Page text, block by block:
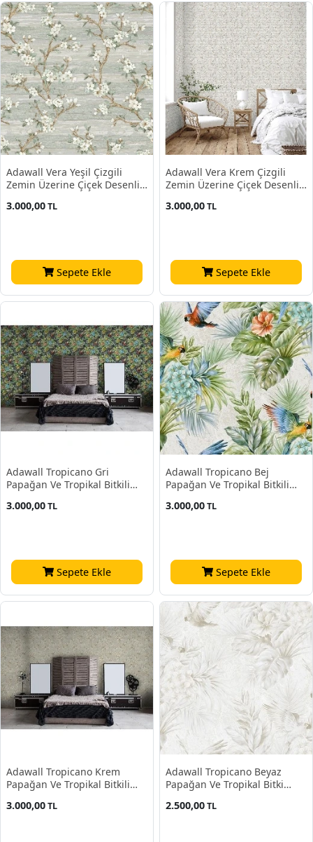
Adawall Vera Yeşil Çizgili
Zemin Üzerine Çiçek Desenli
3.000,00TL
Sepete Ekle
Adawall Vera Krem Çizgili
Zemin Üzerine Çiçek Desenli
3.000,00TL
Sepete Ekle
Adawall Tropicano Gri
Papağan Ve Tropikal Bitkili
Kağıdı 16.50 M²
3.000,00TL
Sepete Ekle
Adawall Tropicano Bej
Papağan Ve Tropikal Bitkili
Kağıdı 16.50 M²
3.000,00TL
Sepete Ekle
Adawall Tropicano Krem
Papağan Ve Tropikal Bitkili
Kağıdı 16.50 M²
3.000,00TL
Adawall Tropicano Beyaz
Papağan Ve Tropikal Bitki
16.50 M²
2.500,00TL